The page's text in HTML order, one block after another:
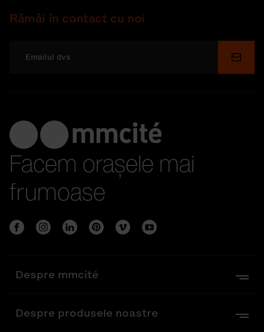
Rămâi în contact cu noi
Facem orașele mai
frumoase
Despre mmcité
Despre produsele noastre